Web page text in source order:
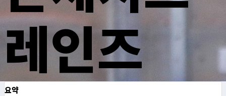
레인즈
요약